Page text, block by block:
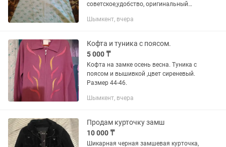
советское,удобство, оригинальный
сообщением на .Шымкент.
Шымкент, вчера
Кофта и туника с поясом.
5 000 ₸
Кофта на замке осень весна. Туника с
поясом и вышивкой ,цвет сиреневый.
Размер 44-46.
Шымкент, вчера
Продам курточку замш
10 000 ₸
Шикарная черная замшевая курточка,